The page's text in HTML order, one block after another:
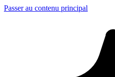
Passer au contenu principal